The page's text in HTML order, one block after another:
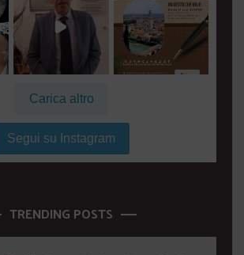
Carica altro
Segui su Instagram
TRENDING POSTS